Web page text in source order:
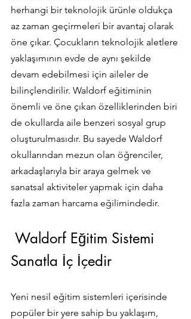
herhangi bir teknolojik ürünle oldukça
az zaman geçirmeleri bir avantaj olarak
öne çıkar. Çocukların teknolojik aletlere
yaklaşımının evde de aynı şekilde
devam edebilmesi için aileler de
bilinçlendirilir. Waldorf eğitiminin
önemli ve öne çıkan özelliklerinden biri
de okullarda aile benzeri sosyal grup
oluşturulmasıdır. Bu sayede Waldorf
okullarından mezun olan öğrenciler,
arkadaşlarıyla bir araya gelmek ve
sanatsal aktiviteler yapmak için daha
fazla zaman harcama eğilimindedir.
Sanatla İç İçedir
Yeni nesil eğitim sistemleri içerisinde
popüler bir yere sahip bu yaklaşım,